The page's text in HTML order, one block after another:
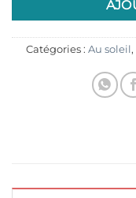
Catégories : Au soleil,